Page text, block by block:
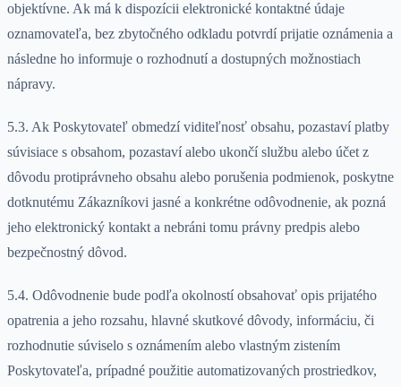
objektívne. Ak má k dispozícii elektronické kontaktné údaje
oznamovateľa, bez zbytočného odkladu potvrdí prijatie oznámenia a
následne ho informuje o rozhodnutí a dostupných možnostiach
nápravy.
5.3. Ak Poskytovateľ obmedzí viditeľnosť obsahu, pozastaví platby
súvisiace s obsahom, pozastaví alebo ukončí službu alebo účet z
dôvodu protiprávneho obsahu alebo porušenia podmienok, poskytne
dotknutému Zákazníkovi jasné a konkrétne odôvodnenie, ak pozná
jeho elektronický kontakt a nebráni tomu právny predpis alebo
bezpečnostný dôvod.
5.4. Odôvodnenie bude podľa okolností obsahovať opis prijatého
opatrenia a jeho rozsahu, hlavné skutkové dôvody, informáciu, či
rozhodnutie súviselo s oznámením alebo vlastným zistením
Poskytovateľa, prípadné použitie automatizovaných prostriedkov,